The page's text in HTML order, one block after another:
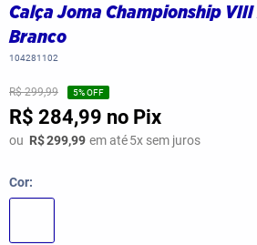
Calça Joma Championship
Branco
104281102
R$ 299,99 5% OFF
R$ 284,99 no Pix
ou R$299,99 em até5x sem juros
Cor